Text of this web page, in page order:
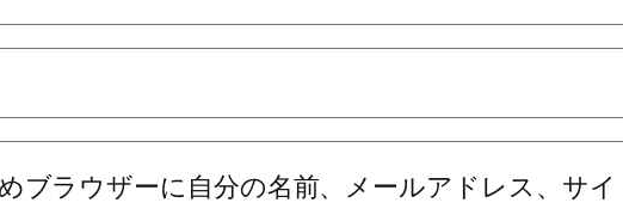
ブラウザーに自分の名前、メールアドレス、サイ